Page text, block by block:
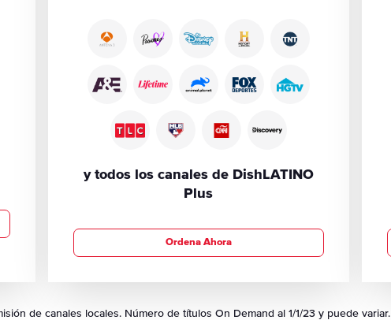
y todos los canales de DishLATINO
Plus
Ordena Ahora
de canales locales. Número de títulos On Demand al 1/1/23 y puede variar.